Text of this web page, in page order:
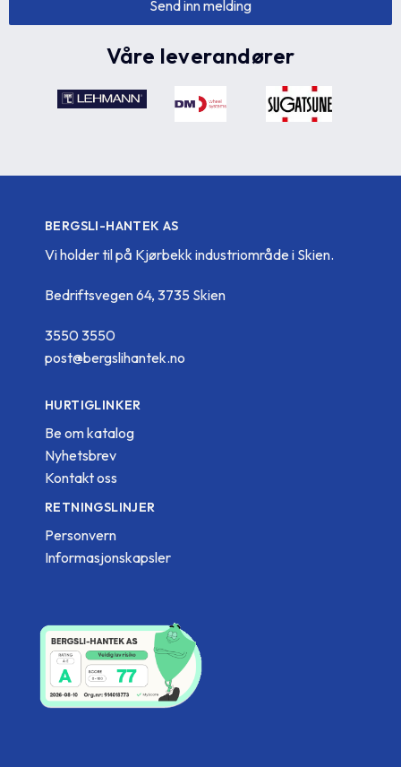
Våre leverandører
BERGSLI-HANTEK AS
Vi holder til på Kjørbekk industriområde i Skien.
Bedriftsvegen 64, 3735 Skien
3550 3550
post@bergslihantek.no
HURTIGLINKER
Be om katalog
Nyhetsbrev
Kontakt oss
RETNINGSLINJER
Personvern
Informasjonskapsler